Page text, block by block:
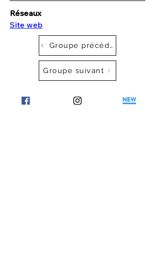
Réseaux
Site web
Groupe précédent
Groupe suivant